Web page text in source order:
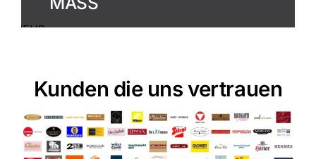
MEHR
Kunden die uns vertrauen